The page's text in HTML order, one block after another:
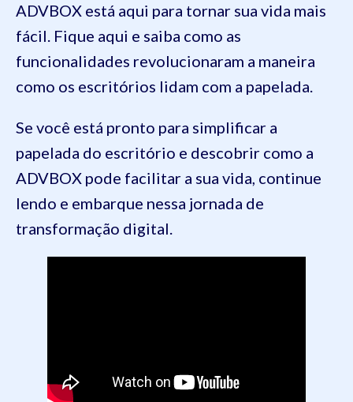
ADVBOX está aqui para tornar sua vida mais
fácil. Fique aqui e saiba como as
funcionalidades revolucionaram a maneira
como os escritórios lidam com a papelada.
Se você está pronto para simplificar a
papelada do escritório e descobrir como a
ADVBOX pode facilitar a sua vida, continue
lendo e embarque nessa jornada de
transformação digital.